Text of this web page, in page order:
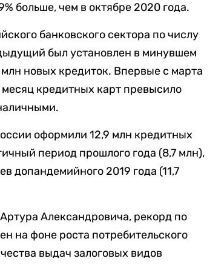
больше, чем в октябре 2020 года.
банковского сектора по числу
был установлен в минувшем
новых кредиток. Впервые с марта
кредитных карт превысило
оформили 12,9 млн кредитных
период прошлого года (8,7 млн),
допандемийного 2019 года (11,7
Александровича, рекорд по
на фоне роста потребительского
выдач залоговых видов